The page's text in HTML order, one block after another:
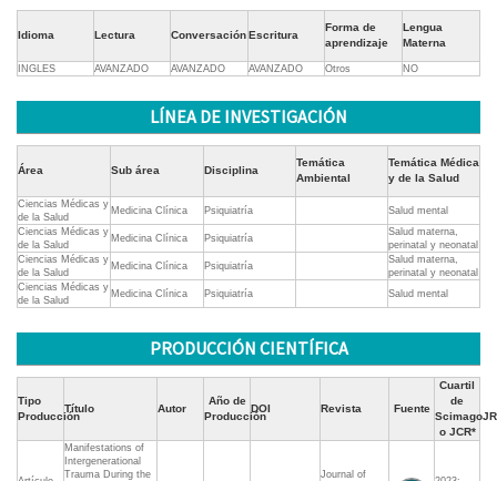
Idioma Lectura ConversaciónEscritura
Forma de
aprendizaje
Lengua
Materna
INGLES AVANZADO AVANZADO AVANZADO Otros NO
LÍNEA DE INVESTIGACIÓN
Área Sub área Disciplina
Temática
Ambiental
Temática Médica
y de la Salud
Ciencias Médicas y
de la Salud
Medicina Clínica Psiquiatría
Salud mental
Ciencias Médicas y
de la Salud
Medicina Clínica Psiquiatría
Salud materna,
perinatal y neonatal
Ciencias Médicas y
de la Salud
Medicina Clínica Psiquiatría
Salud materna,
perinatal y neonatal
Ciencias Médicas y
de la Salud
Medicina Clínica Psiquiatría Salud mental
PRODUCCIÓN CIENTÍFICA
Tipo
Producción
Título Autor
Año de
Producción
DOI Revista Fuente
Cuartil
de
ScimagoJR
o JCR*
Manifestations of
Intergenerational
Trauma During the
Journal of